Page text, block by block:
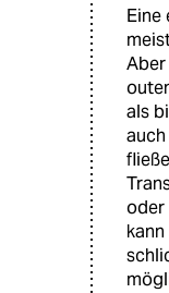
Eine
Aber
als
oder